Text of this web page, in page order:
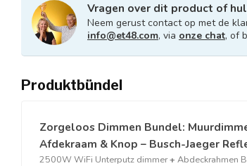
Vragen over dit product of
Neem gerust contact op met de
info@et48.com, via onze chat, of
Produktbündel
Zorgeloos Dimmen Bundel:
Afdekraam & Knop – Busch-Jaeger
2500W WiFi Unterputz dimmer+ Abdeckrahmen